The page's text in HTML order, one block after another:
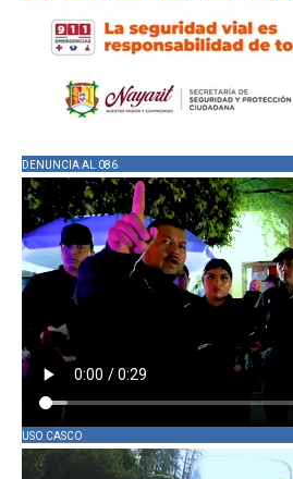
DENUNCIA AL 086
USO CASCO